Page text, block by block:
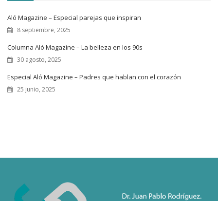
Aló Magazine – Especial parejas que inspiran
8 septiembre, 2025
Columna Aló Magazine – La belleza en los 90s
30 agosto, 2025
Especial Aló Magazine – Padres que hablan con el corazón
25 junio, 2025